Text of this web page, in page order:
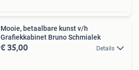
Mooie, betaalbare kunst v/h
Grafiekkabinet Bruno Schmialek
€ 35,00 Details